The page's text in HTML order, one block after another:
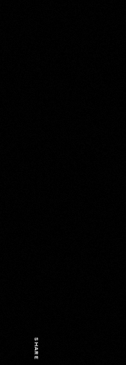
SHARE